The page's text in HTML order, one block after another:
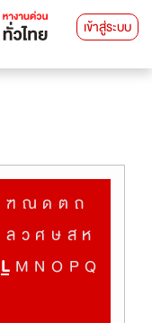
เข้าสู่ระบบ
ฑ ณ ด ต ถ
ล ว ศ ษ ส ห
L M N O P Q